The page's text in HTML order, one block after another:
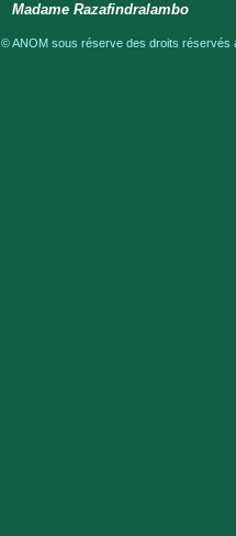
Madame Razafindralambo
© ANOM sous réserve des droits réservés